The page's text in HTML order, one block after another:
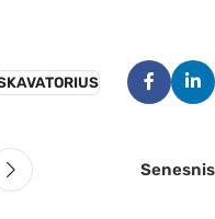
Senesnis